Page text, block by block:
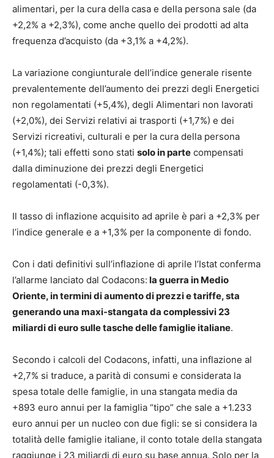
alimentari, per la cura della casa e della persona sale (da
+2,2% a +2,3%), come anche quello dei prodotti ad alta
frequenza d’acquisto (da +3,1% a +4,2%).
La variazione congiunturale dell’indice generale risente
prevalentemente dell’aumento dei prezzi degli Energetici
non regolamentati (+5,4%), degli Alimentari non lavorati
(+2,0%), dei Servizi relativi ai trasporti (+1,7%) e dei
Servizi ricreativi, culturali e per la cura della persona
(+1,4%); tali effetti sono stati solo in parte compensati
dalla diminuzione dei prezzi degli Energetici
regolamentati (-0,3%).
Il tasso di inflazione acquisito ad aprile è pari a +2,3% per
l’indice generale e a +1,3% per la componente di fondo.
Con i dati definitivi sull’inflazione di aprile l’Istat conferma
l’allarme lanciato dal Codacons: la guerra in Medio
Oriente, in termini di aumento di prezzi e tariffe, sta
generando una maxi-stangata da complessivi 23
miliardi di euro sulle tasche delle famiglie italiane.
Secondo i calcoli del Codacons, infatti, una inflazione al
+2,7% si traduce, a parità di consumi e considerata la
spesa totale delle famiglie, in una stangata media da
+893 euro annui per la famiglia “tipo” che sale a +1.233
euro annui per un nucleo con due figli: se si considera la
totalità delle famiglie italiane, il conto totale della stangata
raggiunge i 23 miliardi di euro su base annua. Solo per la